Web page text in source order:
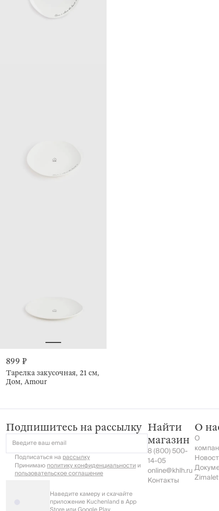
899 ₽
Тарелка закусочная, 21 см,
Дом, Amour
Подпишитесь на рассылку
Введите ваш email
Подписаться на рассылку
Принимаюполитику конфиденциальностии
пользовательское соглашение
Наведите камеру и скачайте
приложение Kuchenland в App
Найти
магазин
8 (800) 500-
14-05
online@khlh.ru
Контакты
О
О